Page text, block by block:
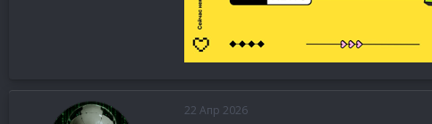
22 Апр 2026